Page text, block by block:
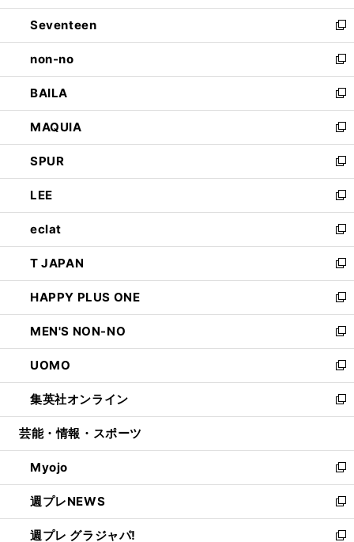
開
く
ウ
で
開
く
ン
ド
ウ
で
開
く
Seventeen
新
し
い
ウ
ィ
ン
ド
ウ
で
開
く
non-no
新
し
い
ウ
ィ
ン
ド
ウ
で
開
く
BAILA
新
し
い
ウ
ィ
ン
ド
ウ
で
開
く
MAQUIA
新
し
い
ウ
ィ
ン
ド
ウ
で
開
く
SPUR
新
し
い
ウ
ィ
ン
ド
ウ
で
開
く
LEE
新
し
い
ウ
ィ
ン
ド
ウ
で
開
く
eclat
新
し
い
ウ
ィ
ン
ド
ウ
で
開
く
T JAPAN
新
し
い
ウ
ィ
ン
ド
ウ
で
開
HAPPY PLUS ONE
新
し
い
ウ
ィ
ン
ド
ウ
開
く
MEN'S NON-NO
新
し
い
ウ
ィ
ン
ウ
で
開
く
UOMO
新
し
い
ウ
ン
ド
ウ
で
開
く
集英社オンライン
新
し
ウ
ィ
ン
ド
ウ
で
芸能・情報・スポーツ
Myojo
新
し
い
ウ
ィ
週プレNEWS
新
し
い
週プレ グラジャパ!
新